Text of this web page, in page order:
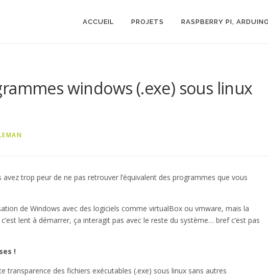
ACCUEIL PROJETS RASPBERRY PI,
windows (.exe) sous linux
avez trop peur de ne pas retrouver l’équivalent des programmes que vous
de Windows avec des logiciels comme virtualBox ou vmware, mais la
lent à démarrer, ça interagit pas avec le reste du système… bref c’est pas
!
transparence des fichiers exécutables (.exe) sous linux sans autres